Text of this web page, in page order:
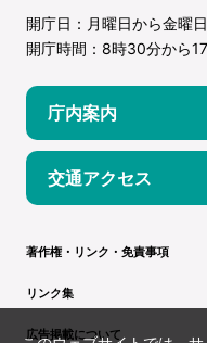
開庁日：月曜日から金曜
開庁時間：8時30分から
庁内案内
交通アクセス
著作権・リンク・免責事項
リンク集
広告掲載について